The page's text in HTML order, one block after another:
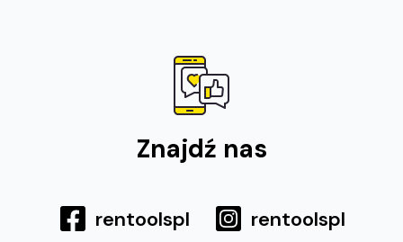
Znajdź nas
rentoolspl
rentoolspl